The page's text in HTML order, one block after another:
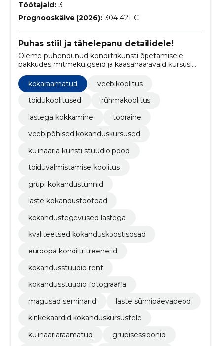
Töötajaid: 3
Prognooskäive (2026): 304 421 €
Puhas stiil ja tähelepanu detailidele!
Oleme pühendunud kondiitrikunsti õpetamisele,
pakkudes mitmekülgseid ja kaasahaaravaid kursusi
ning sündmusi, kus osalejad saavad avastada
magustoitude maailma.
kokaraamatud
veebikoolitus
toidukoolitused
rühmakoolitus
lastega kokkamine
tooraine
veebipõhised kokanduskursused
kulinaaria kunsti stuudio pood
toiduvalmistamise koolitus
grupi kokandustunnid
laste kokandustöötoad
kokandustegevused lastega
kvaliteetsed kokanduskoostisosad
euroopa kondiitritreenerid
kokandusstuudio rent
kokandusstuudio fotograafia
magusad seminarid
laste sünnipäevapeod
kinkekaardid kokanduskursustele
kulinaariaraamatud
grupisessioonid